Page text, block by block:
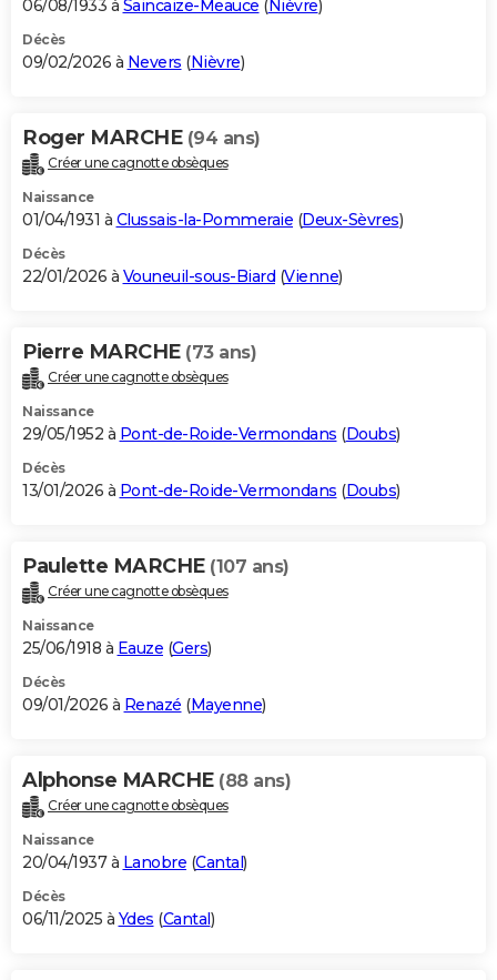
06/08/1933 à Saincaize-Meauce ( Nièvre)
Décès
09/02/2026 à Nevers (Nièvre)
Roger MARCHE (94 ans)
Créer une cagnotte obsèques
Naissance
01/04/1931 à Clussais-la-Pommeraie (Deux-Sèvres)
Décès
22/01/2026 à Vouneuil-sous-Biard (Vienne)
Pierre MARCHE (73 ans)
Créer une cagnotte obsèques
Naissance
29/05/1952 à Pont-de-Roide-Vermondans (Doubs)
Décès
13/01/2026 à Pont-de-Roide-Vermondans (Doubs)
Paulette MARCHE (107 ans)
Créer une cagnotte obsèques
Naissance
25/06/1918 à Eauze (Gers)
Décès
09/01/2026 à Renazé (Mayenne)
Alphonse MARCHE (88 ans)
Créer une cagnotte obsèques
Naissance
20/04/1937 à Lanobre (Cantal)
Décès
06/11/2025 à Ydes (Cantal)